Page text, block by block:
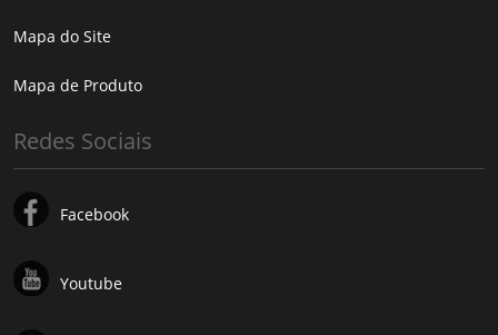
Mapa do Site
Mapa de Produto
Redes Sociais
Facebook
Youtube